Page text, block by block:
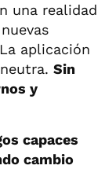
una realidad
aplicación
Sin
y
capaces
cambio